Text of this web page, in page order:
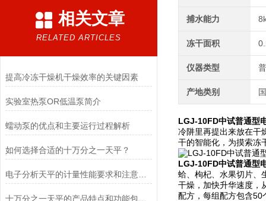
相关文章
RELATED ARTICLES
提高冷冻干燥机干燥效率的关键因素
实验室热泵OR低温泵简介
蠕动泵的优点和主要运行过程解析
如何选择合适的十万分之一天平？
电子分析天平的计量性能要求和注意事项说明
十万分之一天平的产品特点和功能包括哪些
捕水能力
冻干面积
仪器类型
产地类别
LGJ-10FD中试普通型
冷阱里再提出来放在干
干的智能化，为摸索冻
LGJ-10FD中试普通型
蛤、枸杞、水果切片、
干燥，加快升华速度，
配方，每组配方包含50